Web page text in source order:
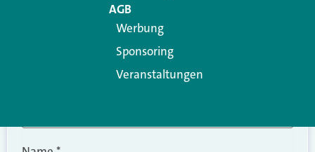
AGB
Werbung
Sponsoring
Veranstaltungen